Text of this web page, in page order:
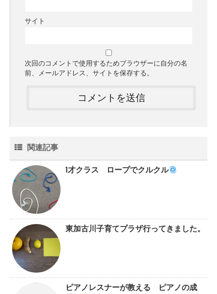
サイト
次回のコメントで使用するためブラウザーに自分の名
前、メールアドレス、サイトを保存する。
関連記事
1才クラス ロープでクルクル
東加古川子育てプラザ行ってきました。
ピアノレスナーが教える ピアノの成